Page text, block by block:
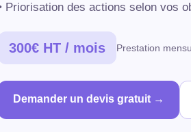
Priorisation des actions selon vos
300€ HT / mois Prestation
Demander un devis gratuit →